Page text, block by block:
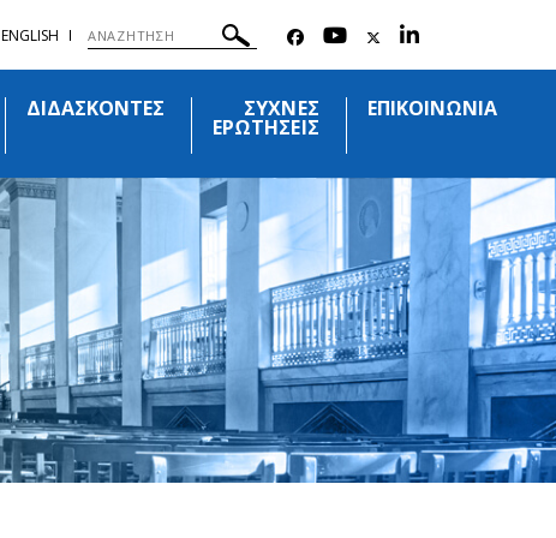
ENGLISH
ΔΙΔΑΣΚΟΝΤΕΣ ΣΥΧΝΕΣ
ΕΡΩΤΗΣΕΙΣ
ΕΠΙΚΟΙΝΩΝΙΑ